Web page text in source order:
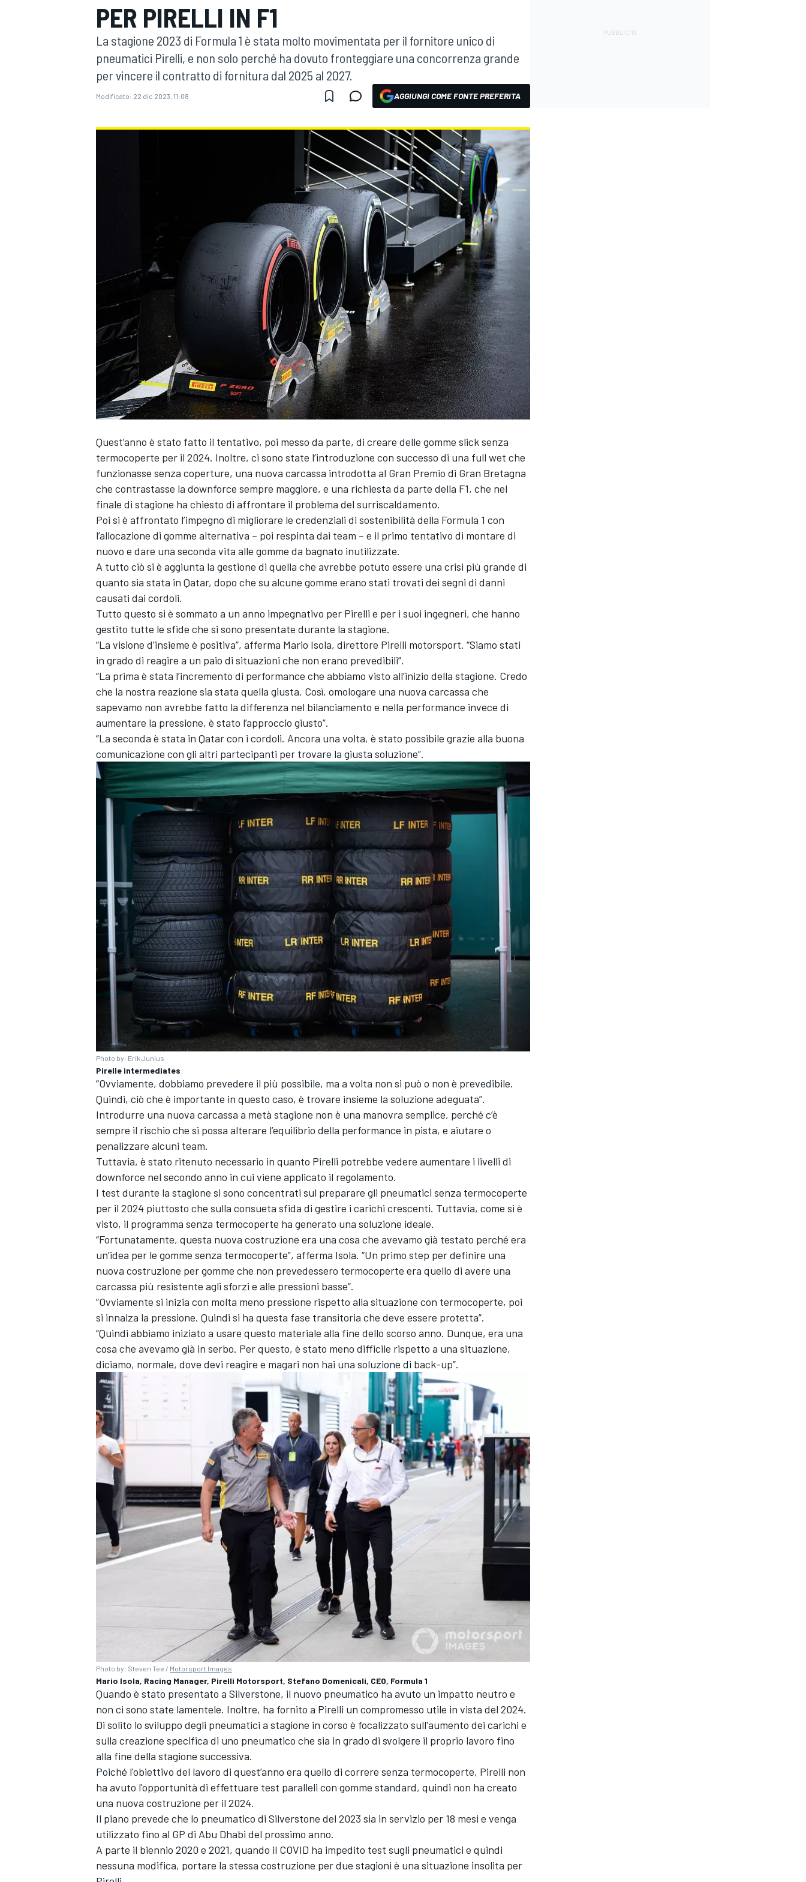
MOTOGP WEC
MONOPOSTO
ENDURANCE/GT
MONOMARCA
PER PIRELLI IN F1
La stagione 2023 di Formula 1 è stata molto movimentata per il fornitore unico di
pneumatici Pirelli, e non solo perché ha dovuto fronteggiare una concorrenza grande
per vincere il contratto di fornitura dal 2025 al 2027.
Modificato: 22 dic 2023, 11:08 AGGIUNGI COME FONTE PREFERITA
Quest’anno è stato fatto il tentativo, poi messo da parte, di creare delle gomme slick senza
termocoperte per il 2024. Inoltre, ci sono state l’introduzione con successo di una full wet che
funzionasse senza coperture, una nuova carcassa introdotta al Gran Premio di Gran Bretagna
che contrastasse la downforce sempre maggiore, e una richiesta da parte della F1, che nel
finale di stagione ha chiesto di affrontare il problema del surriscaldamento.
Poi si è affrontato l’impegno di migliorare le credenziali di sostenibilità della Formula 1 con
l’allocazione di gomme alternativa – poi respinta dai team – e il primo tentativo di montare di
nuovo e dare una seconda vita alle gomme da bagnato inutilizzate.
A tutto ciò si è aggiunta la gestione di quella che avrebbe potuto essere una crisi più grande di
quanto sia stata in Qatar, dopo che su alcune gomme erano stati trovati dei segni di danni
causati dai cordoli.
Tutto questo si è sommato a un anno impegnativo per Pirelli e per i suoi ingegneri, che hanno
gestito tutte le sfide che si sono presentate durante la stagione.
“La visione d’insieme è positiva”, afferma Mario Isola, direttore Pirelli motorsport. “Siamo stati
in grado di reagire a un paio di situazioni che non erano prevedibili”.
“La prima è stata l’incremento di performance che abbiamo visto all’inizio della stagione. Credo
che la nostra reazione sia stata quella giusta. Così, omologare una nuova carcassa che
sapevamo non avrebbe fatto la differenza nel bilanciamento e nella performance invece di
aumentare la pressione, è stato l’approccio giusto”.
“La seconda è stata in Qatar con i cordoli. Ancora una volta, è stato possibile grazie alla buona
comunicazione con gli altri partecipanti per trovare la giusta soluzione”.
Photo by: Erik Junius
Pirelle intermediates
“Ovviamente, dobbiamo prevedere il più possibile, ma a volta non si può o non è prevedibile.
Quindi, ciò che è importante in questo caso, è trovare insieme la soluzione adeguata”.
Introdurre una nuova carcassa a metà stagione non è una manovra semplice, perché c’è
sempre il rischio che si possa alterare l’equilibrio della performance in pista, e aiutare o
penalizzare alcuni team.
Tuttavia, è stato ritenuto necessario in quanto Pirelli potrebbe vedere aumentare i livelli di
downforce nel secondo anno in cui viene applicato il regolamento.
I test durante la stagione si sono concentrati sul preparare gli pneumatici senza termocoperte
per il 2024 piuttosto che sulla consueta sfida di gestire i carichi crescenti. Tuttavia, come si è
visto, il programma senza termocoperte ha generato una soluzione ideale.
“Fortunatamente, questa nuova costruzione era una cosa che avevamo già testato perché era
un’idea per le gomme senza termocoperte”, afferma Isola. “Un primo step per definire una
nuova costruzione per gomme che non prevedessero termocoperte era quello di avere una
carcassa più resistente agli sforzi e alle pressioni basse”.
“Ovviamente si inizia con molta meno pressione rispetto alla situazione con termocoperte, poi
si innalza la pressione. Quindi si ha questa fase transitoria che deve essere protetta”.
“Quindi abbiamo iniziato a usare questo materiale alla fine dello scorso anno. Dunque, era una
cosa che avevamo già in serbo. Per questo, è stato meno difficile rispetto a una situazione,
diciamo, normale, dove devi reagire e magari non hai una soluzione di back-up”.
Photo by: Steven Tee / Motorsport Images
Mario Isola, Racing Manager, Pirelli Motorsport, Stefano Domenicali, CEO, Formula 1
Quando è stato presentato a Silverstone, il nuovo pneumatico ha avuto un impatto neutro e
non ci sono state lamentele. Inoltre, ha fornito a Pirelli un compromesso utile in vista del 2024.
Di solito lo sviluppo degli pneumatici a stagione in corso è focalizzato sull'aumento dei carichi e
sulla creazione specifica di uno pneumatico che sia in grado di svolgere il proprio lavoro fino
alla fine della stagione successiva.
Poiché l'obiettivo del lavoro di quest’anno era quello di correre senza termocoperte, Pirelli non
ha avuto l'opportunità di effettuare test paralleli con gomme standard, quindi non ha creato
una nuova costruzione per il 2024.
Il piano prevede che lo pneumatico di Silverstone del 2023 sia in servizio per 18 mesi e venga
utilizzato fino al GP di Abu Dhabi del prossimo anno.
A parte il biennio 2020 e 2021, quando il COVID ha impedito test sugli pneumatici e quindi
nessuna modifica, portare la stessa costruzione per due stagioni è una situazione insolita per